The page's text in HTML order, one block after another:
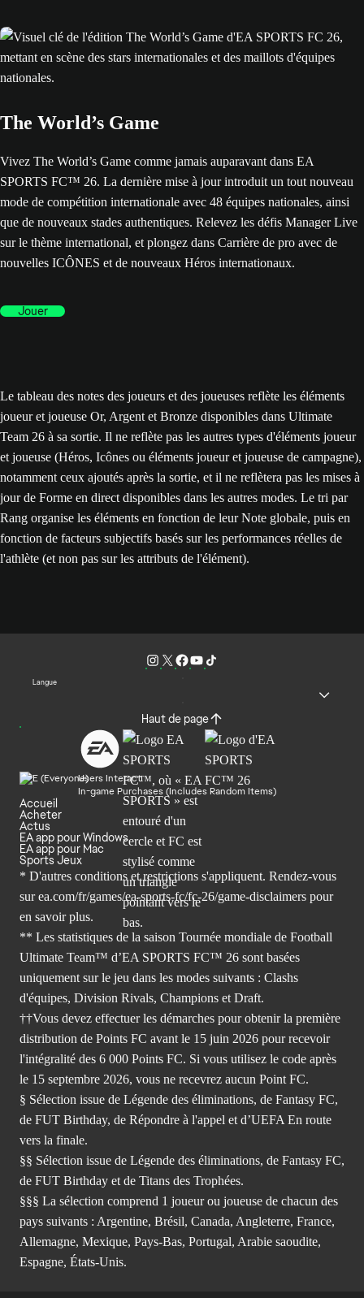
The World’s Game
Vivez The World’s Game comme jamais auparavant dans EA
SPORTS FC™ 26. La dernière mise à jour introduit un tout nouveau
mode de compétition internationale avec 48 équipes nationales, ainsi
que de nouveaux stades authentiques. Relevez les défis Manager Live
sur le thème international, et plongez dans Carrière de pro avec de
nouvelles ICÔNES et de nouveaux Héros internationaux.
Jouer
Le tableau des notes des joueurs et des joueuses reflète les éléments
joueur et joueuse Or, Argent et Bronze disponibles dans Ultimate
Team 26 à sa sortie. Il ne reflète pas les autres types d'éléments joueur
et joueuse (Héros, Icônes ou éléments joueur et joueuse de campagne),
notamment ceux ajoutés après la sortie, et il ne reflètera pas les mises à
jour de Forme en direct disponibles dans les autres modes. Le tri par
Rang organise les éléments en fonction de leur Note globale, puis en
fonction de facteurs subjectifs basés sur les performances réelles de
l'athlète (et non pas sur les attributs de l'élément).
Langue
Haut de page
Users Interact
In-game Purchases (Includes Random Items)
Accueil
Acheter
Actus
EA app pour Windows
EA app pour Mac
Sports Jeux
* D'autres conditions et restrictions s'appliquent. Rendez-vous
sur ea.com/fr/games/ea-sports-fc/fc-26/game-disclaimers pour
en savoir plus.
** Les statistiques de la saison Tournée mondiale de Football
Ultimate Team™ d’EA SPORTS FC™ 26 sont basées
uniquement sur le jeu dans les modes suivants : Clashs
d'équipes, Division Rivals, Champions et Draft.
††Vous devez effectuer les démarches pour obtenir la première
distribution de Points FC avant le 15 juin 2026 pour recevoir
l'intégralité des 6 000 Points FC. Si vous utilisez le code après
le 15 septembre 2026, vous ne recevrez aucun Point FC.
§ Sélection issue de Légende des éliminations, de Fantasy FC,
de FUT Birthday, de Répondre à l'appel et d’UEFA En route
vers la finale.
§§ Sélection issue de Légende des éliminations, de Fantasy FC,
de FUT Birthday et de Titans des Trophées.
§§§ La sélection comprend 1 joueur ou joueuse de chacun des
pays suivants : Argentine, Brésil, Canada, Angleterre, France,
Allemagne, Mexique, Pays-Bas, Portugal, Arabie saoudite,
Espagne, États-Unis.